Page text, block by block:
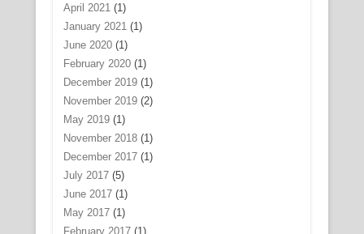
April 2021 (1)
January 2021 (1)
June 2020(1)
February 2020(1)
December 2019(1)
November 2019(2)
May 2019(1)
November 2018(1)
December 2017(1)
July 2017(5)
June 2017(1)
May 2017(1)
February 2017(1)